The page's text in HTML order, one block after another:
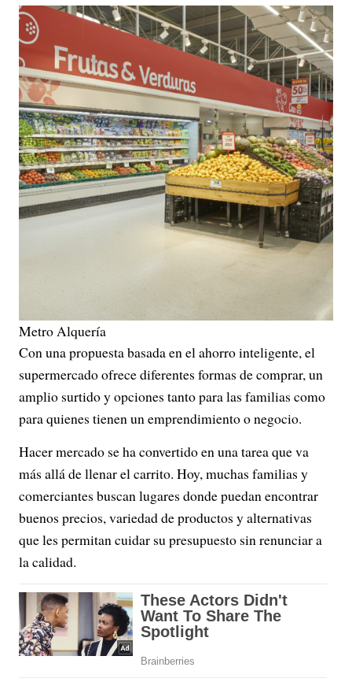
Metro Alquería
Con una propuesta basada en el ahorro inteligente, el
supermercado ofrece diferentes formas de comprar, un
amplio surtido y opciones tanto para las familias como
para quienes tienen un emprendimiento o negocio.
Hacer mercado se ha convertido en una tarea que va
más allá de llenar el carrito. Hoy, muchas familias y
comerciantes buscan lugares donde puedan encontrar
buenos precios, variedad de productos y alternativas
que les permitan cuidar su presupuesto sin renunciar a
la calidad.